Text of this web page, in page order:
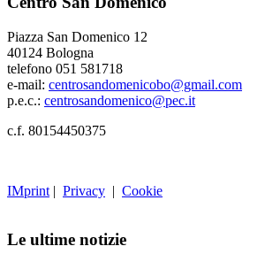
Piazza San Domenico 12
40124 Bologna
telefono 051 581718
e-mail: centrosandomenicobo@gmail.com
p.e.c.: centrosandomenico@pec.it
c.f. 80154450375
IMprint | Privacy | Cookie
Le ultime notizie